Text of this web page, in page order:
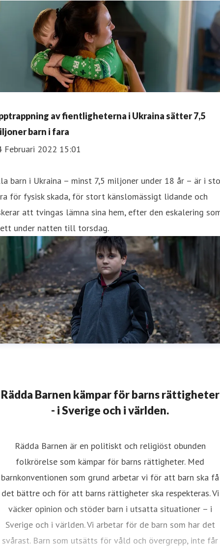
av fientligheterna i Ukraina sätter 7,5
barn i fara
Februari 2022 15:01
barn i Ukraina – minst 7,5 miljoner under 18 år – är i
för fysisk skada, för stort känslomässigt lidande och
att tvingas lämna sina hem, efter den eskalering
under natten till torsdag.
Rädda Barnen kämpar för barns rättigheter
- i Sverige och i världen.
Rädda Barnen är en politiskt och religiöst obunden
folkrörelse som kämpar för barns rättigheter. Med
barnkonventionen som grund arbetar vi för att barn ska få
det bättre och för att barns rättigheter ska respekteras. Vi
väcker opinion och stöder barn i utsatta situationer – i
Sverige och i världen. Vi arbetar för de barn som har det
svårast. Barn som utsätts för våld och övergrepp, inte får